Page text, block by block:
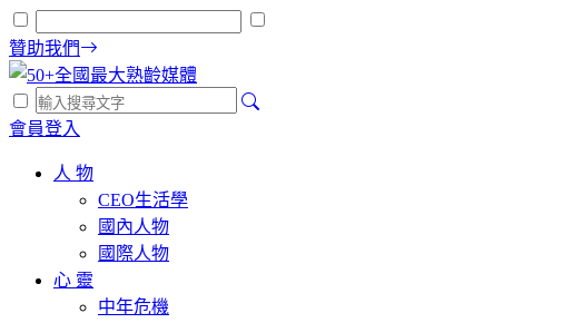
贊助我們
會員登入
人 物
CEO生活學
國內人物
國際人物
心 靈
中年危機